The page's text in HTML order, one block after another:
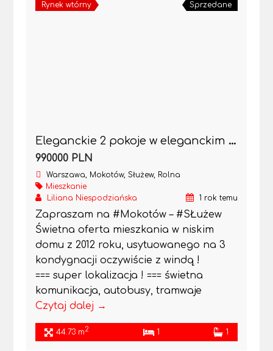
Rynek wtórny Sprzedane
Eleganckie 2 pokoje w eleganckim domu z garażem
990000 PLN
Warszawa, Mokotów, Służew, Rolna
Mieszkanie
Liliana Niespodziańska
1 rok temu
Zapraszam na #Mokotów – #SŁużew
Świetna oferta mieszkania w niskim
domu z 2012 roku, usytuowanego na 3
kondygnacji oczywiście z windą !
=== super lokalizacja ! === świetna
komunikacja, autobusy, tramwaje
Czytaj dalej →
44.73 m2 1 1